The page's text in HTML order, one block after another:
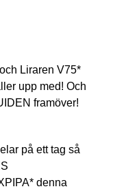
Liraren V75*
upp med! Och
framöver!
på ett tag så
denna